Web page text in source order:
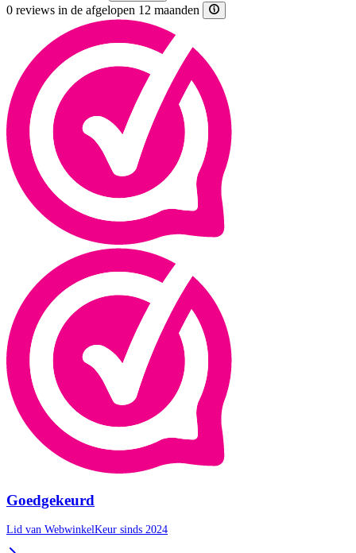
0 reviews in de afgelopen 12 maanden
Goedgekeurd
Lid van WebwinkelKeur sinds 2024